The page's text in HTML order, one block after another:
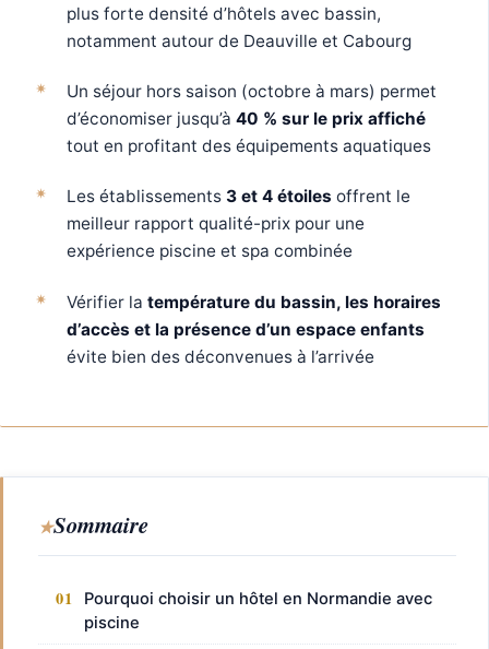
plus forte densité d’hôtels avec bassin,
notamment autour de Deauville et Cabourg
Un séjour hors saison (octobre à mars) permet
d’économiser jusqu’à 40 % sur le prix affiché
tout en profitant des équipements aquatiques
Les établissements 3 et 4 étoiles offrent le
meilleur rapport qualité-prix pour une
expérience piscine et spa combinée
Vérifier la température du bassin, les horaires
d’accès et la présence d’un espace enfants
évite bien des déconvenues à l’arrivée
Sommaire
Pourquoi choisir un hôtel en Normandie avec
piscine